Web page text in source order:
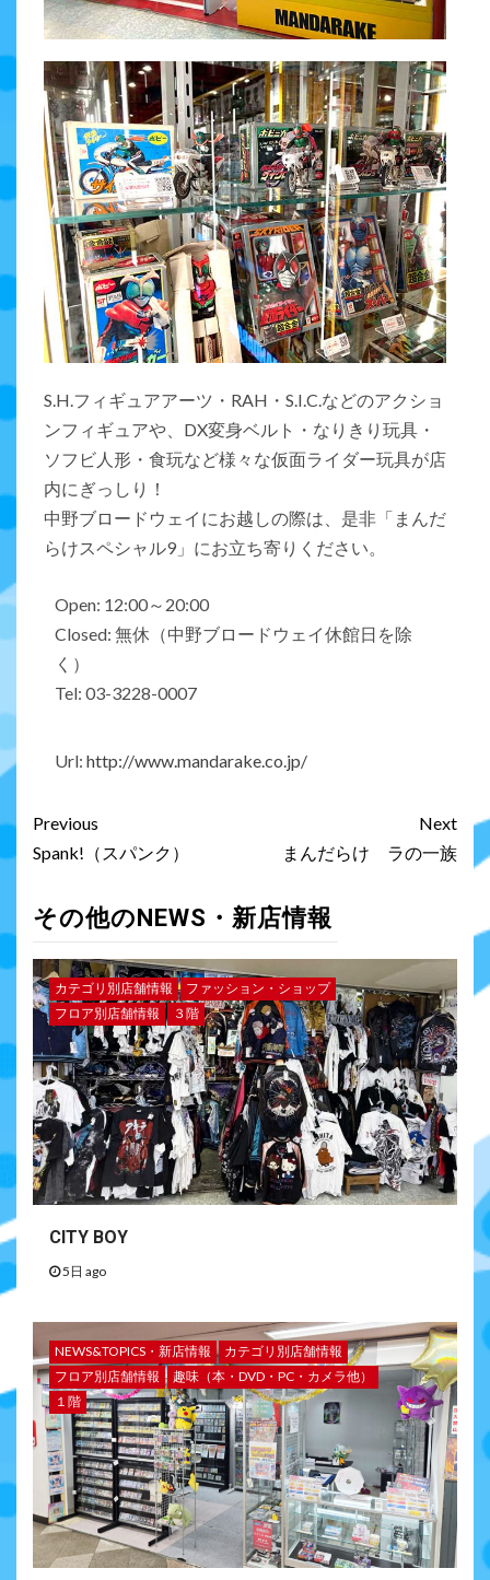
S.H.フィギュアアーツ・RAH・S.I.C.などのアクショ
ンフィギュアや、DX変身ベルト・なりきり玩具・
ソフビ人形・食玩など様々な仮面ライダー玩具が店
内にぎっしり！
中野ブロードウェイにお越しの際は、是非「まんだ
らけスペシャル9」にお立ち寄りください。
Open: 12:00～20:00
Closed: 無休（中野ブロードウェイ休館日を除
く）
Tel: 03-3228-0007
Url: http://www.mandarake.co.jp/
Previous
Spank!（スパンク）
Next
まんだらけ ラの一族
その他のNEWS・新店情報
カテゴリ別店舗情報
ファッション・ショップ
フロア別店舗情報
３階
CITY BOY
5日 ago
NEWS&TOPICS・新店情報
カテゴリ別店舗情報
フロア別店舗情報
趣味（本・DVD・PC・カメラ他）
１階